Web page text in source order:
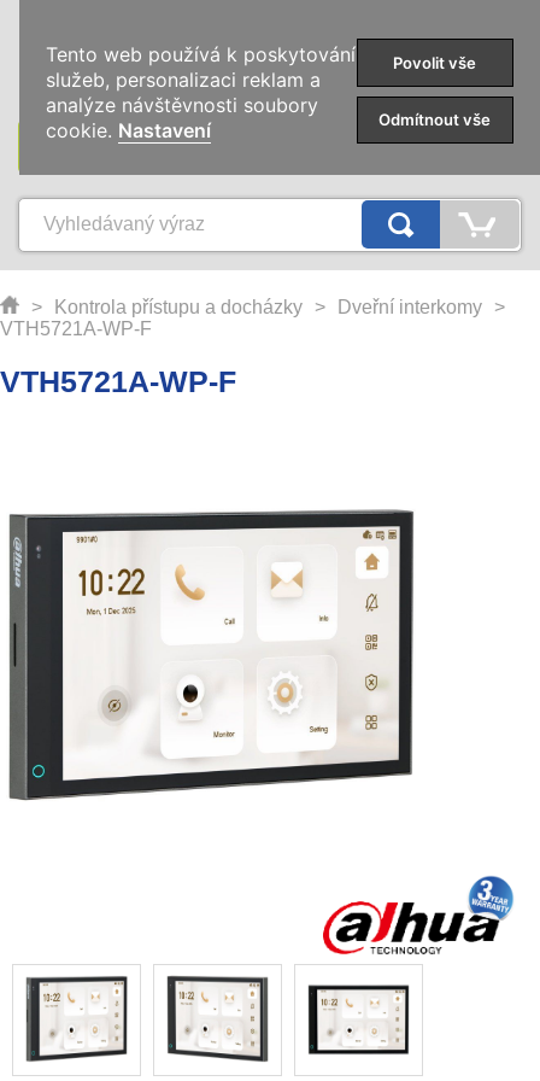
KATEGORIE
> Kontrola přístupu a docházky > Dveřní interkomy
>
VTH5721A-WP-F
VTH5721A-WP-F
Tento web používá k poskytování
služeb, personalizaci reklam a
analýze návštěvnosti soubory
cookie. Nastavení
Povolit vše
Odmítnout vše